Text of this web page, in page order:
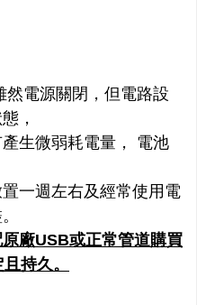
然電源關閉，但電路設
，
生微弱耗電量， 電池
一週左右及經常使用電
廠USB或正常管道購買
持久。